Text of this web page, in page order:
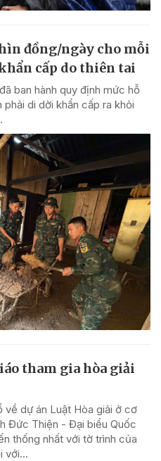
đồng/ngày cho mỗi
cấp do thiên tai
ban hành quy định mức hỗ
di dời khẩn cấp ra khỏi
tham gia hòa giải
về dự án Luật Hòa giải ở cơ
Đức Thiện - Đại biểu Quốc
thống nhất với tờ trình của
với...